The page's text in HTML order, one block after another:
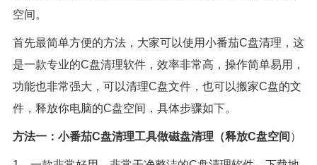
空间。
首先最简单方便的方法，大家可以使用小番茄C盘清理，这
是一款专业的C盘清理软件，效率非常高，操作简单易用，
功能也非常强大，可以清理C盘文件，也可以搬家C盘的文
件，释放你电脑的C盘空间，具体步骤如下。
方法一：小番茄C盘清理工具做磁盘清理（释放C盘空间 ）